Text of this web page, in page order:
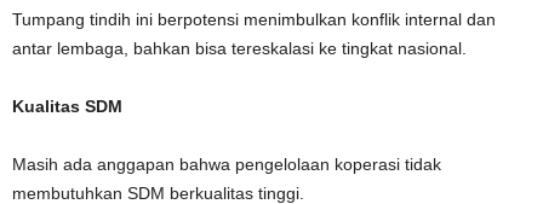
Tumpang tindih ini berpotensi menimbulkan konflik internal dan
antar lembaga, bahkan bisa tereskalasi ke tingkat nasional.
Kualitas SDM
Masih ada anggapan bahwa pengelolaan koperasi tidak
membutuhkan SDM berkualitas tinggi.